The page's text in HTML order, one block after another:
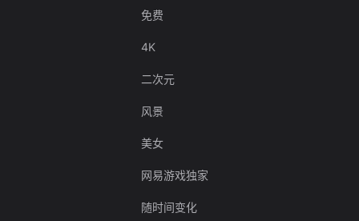
免费
4K
二次元
风景
美女
网易游戏独家
随时间变化